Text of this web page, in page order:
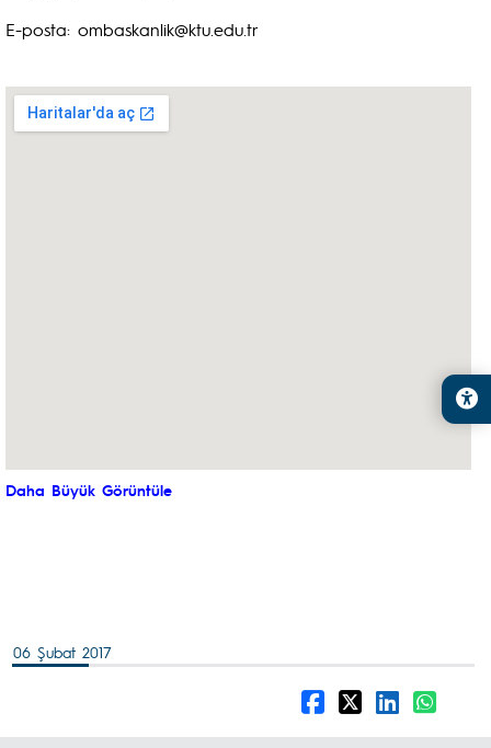
E-posta: ombaskanlik@ktu.edu.tr
Daha Büyük Görüntüle
06 Şubat 2017